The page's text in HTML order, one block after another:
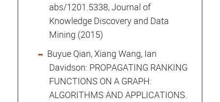
abs/1201.5338, Journal of
Knowledge Discovery and Data
Mining (2015)
Buyue Qian, Xiang Wang, Ian
Davidson: PROPAGATING RANKING
FUNCTIONS ON A GRAPH:
ALGORITHMS AND APPLICATIONS.